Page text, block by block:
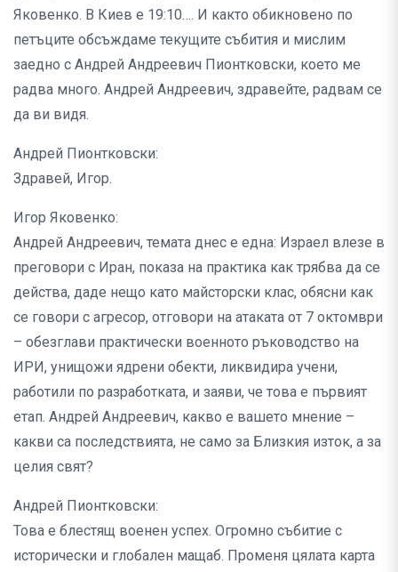
Яковенко. В Киев е 19:10…. И както обикновено по
петъците обсъждаме текущите събития и мислим
заедно с Андрей Андреевич Пионтковски, което ме
радва много. Андрей Андреевич, здравейте, радвам се
да ви видя.
Андрей Пионтковски:
Здравей, Игор.
Игор Яковенко:
Андрей Андреевич, темата днес е една: Израел влезе в
преговори с Иран, показа на практика как трябва да се
действа, даде нещо като майсторски клас, обясни как
се говори с агресор, отговори на атаката от 7 октомври
– обезглави практически военното ръководство на
ИРИ, унищожи ядрени обекти, ликвидира учени,
работили по разработката, и заяви, че това е първият
етап. Андрей Андреевич, какво е вашето мнение –
какви са последствията, не само за Близкия изток, а за
целия свят?
Андрей Пионтковски:
Това е блестящ военен успех. Огромно събитие с
исторически и глобален мащаб. Променя цялата карта